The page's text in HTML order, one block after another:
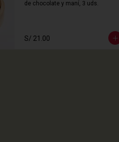
de chocolate y maní, 3 uds.
S/ 21.00